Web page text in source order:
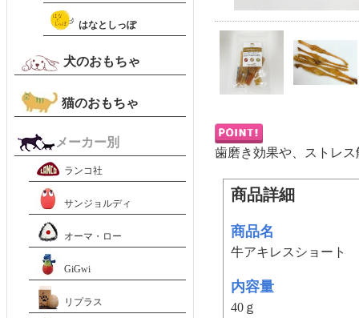
歯磨き効果や、ストレ
商品詳細
商品名
牛アキレスショート
内容量
40ｇ
はなとしっぽ
犬のおもちゃ
猫のおもちゃ
メーカー別
ランコ社
サンジョルディ
オーマ・ロー
GiGwi
リプラス